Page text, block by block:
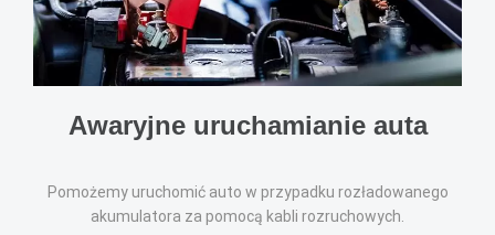
Awaryjne uruchamianie auta
Pomożemy uruchomić auto w przypadku rozładowanego
akumulatora za pomocą kabli rozruchowych.